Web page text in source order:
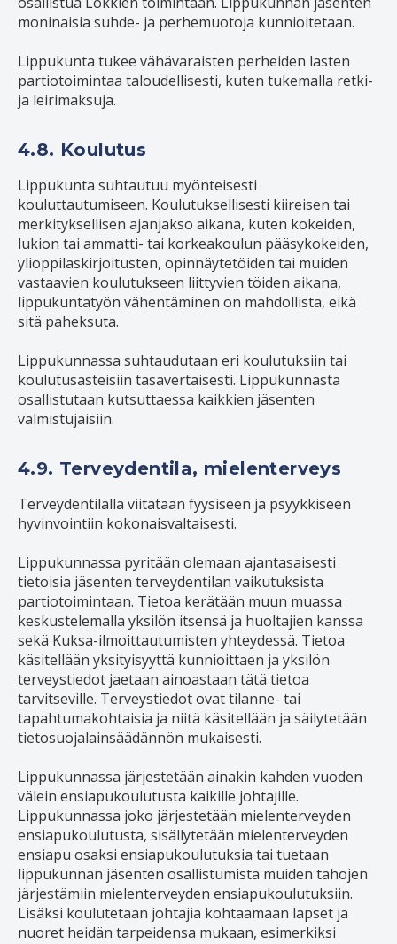
moninaisia suhde- ja perhemuotoja kunnioitetaan.
Lippukunta tukee vähävaraisten perheiden lasten
partiotoimintaa taloudellisesti, kuten tukemalla retki-
ja leirimaksuja.
4.8. Koulutus
Lippukunta suhtautuu myönteisesti
kouluttautumiseen. Koulutuksellisesti kiireisen tai
merkityksellisen ajanjakso aikana, kuten kokeiden,
lukion tai ammatti- tai korkeakoulun pääsykokeiden,
ylioppilaskirjoitusten, opinnäytetöiden tai muiden
vastaavien koulutukseen liittyvien töiden aikana,
lippukuntatyön vähentäminen on mahdollista, eikä
sitä paheksuta.
Lippukunnassa suhtaudutaan eri koulutuksiin tai
koulutusasteisiin tasavertaisesti. Lippukunnasta
osallistutaan kutsuttaessa kaikkien jäsenten
valmistujaisiin.
4.9. Terveydentila, mielenterveys
Terveydentilalla viitataan fyysiseen ja psyykkiseen
hyvinvointiin kokonaisvaltaisesti.
Lippukunnassa pyritään olemaan ajantasaisesti
tietoisia jäsenten terveydentilan vaikutuksista
partiotoimintaan. Tietoa kerätään muun muassa
keskustelemalla yksilön itsensä ja huoltajien kanssa
sekä Kuksa-ilmoittautumisten yhteydessä. Tietoa
käsitellään yksityisyyttä kunnioittaen ja yksilön
terveystiedot jaetaan ainoastaan tätä tietoa
tarvitseville. Terveystiedot ovat tilanne- tai
tapahtumakohtaisia ja niitä käsitellään ja säilytetään
tietosuojalainsäädännön mukaisesti.
Lippukunnassa järjestetään ainakin kahden vuoden
välein ensiapukoulutusta kaikille johtajille.
Lippukunnassa joko järjestetään mielenterveyden
ensiapukoulutusta, sisällytetään mielenterveyden
ensiapu osaksi ensiapukoulutuksia tai tuetaan
lippukunnan jäsenten osallistumista muiden tahojen
järjestämiin mielenterveyden ensiapukoulutuksiin.
Lisäksi koulutetaan johtajia kohtaamaan lapset ja
nuoret heidän tarpeidensa mukaan, esimerkiksi